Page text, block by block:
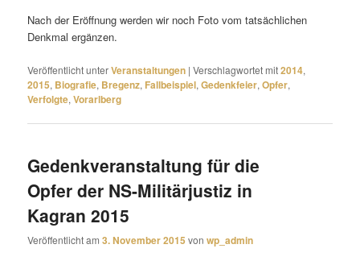
Nach der Eröffnung werden wir noch Foto vom tatsächlichen
Denkmal ergänzen.
Veröffentlicht unterVeranstaltungen |Verschlagwortet mit2014,
2015, Biografie, Bregenz, Fallbeispiel,Gedenkfeier,Opfer,
Verfolgte,Vorarlberg
Gedenkveranstaltung für die
Opfer der NS-Militärjustiz in
Kagran 2015
Veröffentlicht am3. November 2015 vonwp_admin